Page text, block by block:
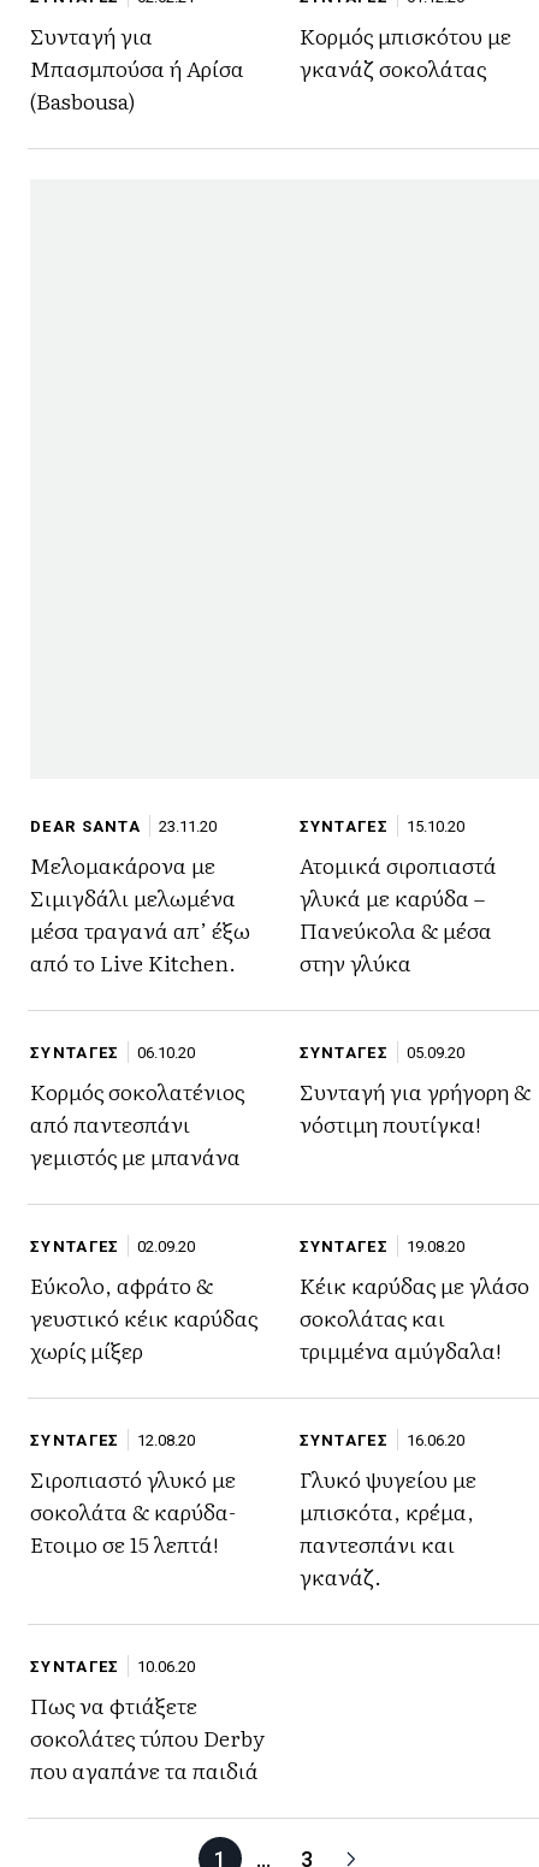
Συνταγή για
Μπασμπούσα ή Αρίσα
(Basbousa)
Κορμός μπισκότου με
γκανάζ σοκολάτας
DEAR SANTA 23.11.20
Μελομακάρονα με
Σιμιγδάλι μελωμένα
μέσα τραγανά απ’ έξω
από το Live Kitchen.
ΣΥΝΤΑΓΕΣ 15.10.20
Ατομικά σιροπιαστά
γλυκά με καρύδα –
Πανεύκολα & μέσα
στην γλύκα
ΣΥΝΤΑΓΕΣ 06.10.20
Κορμός σοκολατένιος
από παντεσπάνι
γεμιστός με μπανάνα
ΣΥΝΤΑΓΕΣ 05.09.20
Συνταγή για γρήγορη &
νόστιμη πουτίγκα!
ΣΥΝΤΑΓΕΣ 02.09.20
Εύκολο, αφράτο &
γευστικό κέικ καρύδας
χωρίς μίξερ
ΣΥΝΤΑΓΕΣ 19.08.20
Κέικ καρύδας με γλάσο
σοκολάτας και
τριμμένα αμύγδαλα!
ΣΥΝΤΑΓΕΣ 12.08.20
Σιροπιαστό γλυκό με
σοκολάτα & καρύδα-
Έτοιμο σε 15 λεπτά!
ΣΥΝΤΑΓΕΣ 16.06.20
Γλυκό ψυγείου με
μπισκότα, κρέμα,
παντεσπάνι και
γκανάζ.
ΣΥΝΤΑΓΕΣ 10.06.20
Πως να φτιάξετε
σοκολάτες τύπου Derby
που αγαπάνε τα παιδιά
1 … 3